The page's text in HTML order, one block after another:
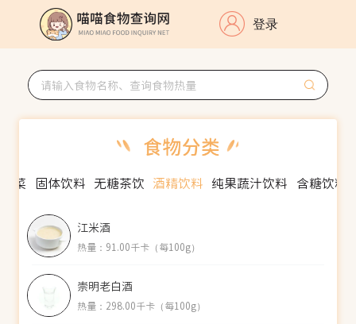
登录
酱菜 固体饮料 无糖茶饮 酒精饮料 纯果蔬汁饮料 含糖饮料
江米酒
热量：91.00千卡（每100g）
崇明老白酒
热量：298.00千卡（每100g）